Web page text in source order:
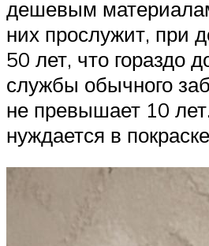
дешевым
них прослужит, при
50 лет, что гораздо
службы обычного
не превышает 10
нуждается в